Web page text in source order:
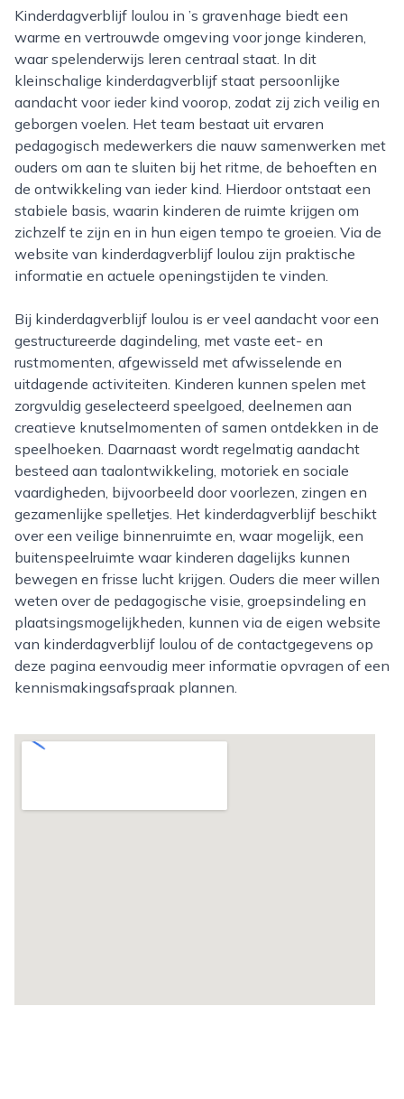
Kinderdagverblijf loulou in ’s gravenhage biedt een
warme en vertrouwde omgeving voor jonge kinderen,
waar spelenderwijs leren centraal staat. In dit
kleinschalige kinderdagverblijf staat persoonlijke
aandacht voor ieder kind voorop, zodat zij zich veilig en
geborgen voelen. Het team bestaat uit ervaren
pedagogisch medewerkers die nauw samenwerken met
ouders om aan te sluiten bij het ritme, de behoeften en
de ontwikkeling van ieder kind. Hierdoor ontstaat een
stabiele basis, waarin kinderen de ruimte krijgen om
zichzelf te zijn en in hun eigen tempo te groeien. Via de
website van kinderdagverblijf loulou zijn praktische
informatie en actuele openingstijden te vinden.
Bij kinderdagverblijf loulou is er veel aandacht voor een
gestructureerde dagindeling, met vaste eet- en
rustmomenten, afgewisseld met afwisselende en
uitdagende activiteiten. Kinderen kunnen spelen met
zorgvuldig geselecteerd speelgoed, deelnemen aan
creatieve knutselmomenten of samen ontdekken in de
speelhoeken. Daarnaast wordt regelmatig aandacht
besteed aan taalontwikkeling, motoriek en sociale
vaardigheden, bijvoorbeeld door voorlezen, zingen en
gezamenlijke spelletjes. Het kinderdagverblijf beschikt
over een veilige binnenruimte en, waar mogelijk, een
buitenspeelruimte waar kinderen dagelijks kunnen
bewegen en frisse lucht krijgen. Ouders die meer willen
weten over de pedagogische visie, groepsindeling en
plaatsingsmogelijkheden, kunnen via de eigen website
van kinderdagverblijf loulou of de contactgegevens op
deze pagina eenvoudig meer informatie opvragen of een
kennismakingsafspraak plannen.